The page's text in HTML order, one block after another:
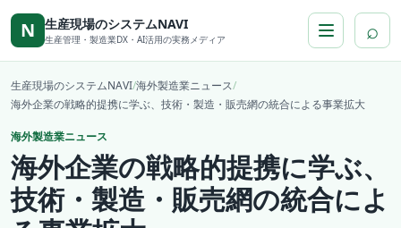
本文へ移動
N 生産現場のシステムNAVI
生産管理・製造業DX・AI活用の実務メディア ⌕
生産現場のシステムNAVI/海外製造業ニュース/
海外企業の戦略的提携に学ぶ、技術・製造・販売網の統合による事業拡大
海外製造業ニュース
海外企業の戦略的提携に学ぶ、
技術・製造・販売網の統合によ